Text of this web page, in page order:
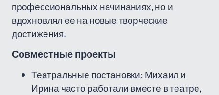
профессиональных начинаниях, но и
вдохновлял ее на новые творческие
достижения.
Совместные проекты
Театральные постановки: Михаил и
Ирина часто работали вместе в театре,